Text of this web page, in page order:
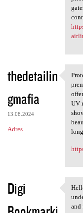
thedetailin
gmafia
13.08.2024
Adres
UV
Digi
and